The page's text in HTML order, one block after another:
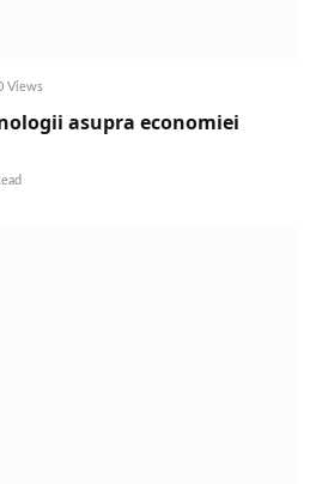
Views
asupra economiei